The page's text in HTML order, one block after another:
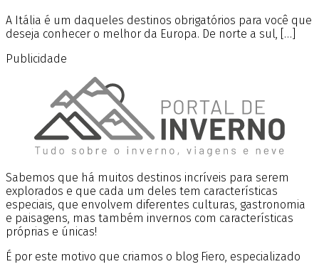
A Itália é um daqueles destinos obrigatórios para você que
deseja conhecer o melhor da Europa. De norte a sul, […]
Publicidade
Sabemos que há muitos destinos incríveis para serem
explorados e que cada um deles tem características
especiais, que envolvem diferentes culturas, gastronomia
e paisagens, mas também invernos com características
próprias e únicas!
É por este motivo que criamos o blog Fiero, especializado